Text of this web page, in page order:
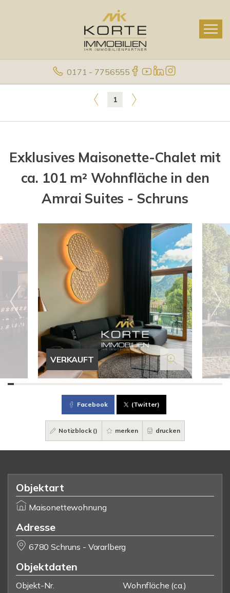
0171 - 7756555
1
Exklusives Maisonette-Chalet mit
ca. 101 m² Wohnfläche in den
Amrai Suites - Schruns
VERKAUFT
Facebook (Twitter)
Notizblock () merken drucken
Objektart
Maisonettewohnung
Adresse
6780 Schruns - Vorarlberg
Objektdaten
Objekt-Nr.
Wohnfläche (ca.)